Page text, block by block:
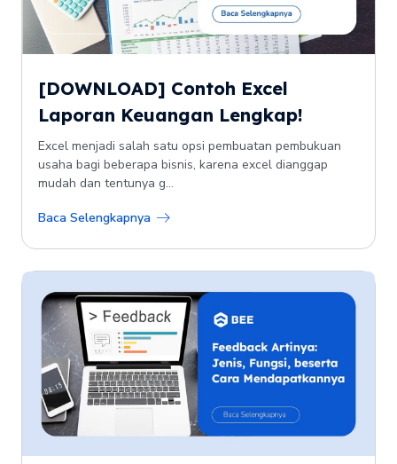
[DOWNLOAD] Contoh Excel
Laporan Keuangan Lengkap!
Excel menjadi salah satu opsi pembuatan pembukuan
usaha bagi beberapa bisnis, karena excel dianggap
mudah dan tentunya g...
Baca Selengkapnya